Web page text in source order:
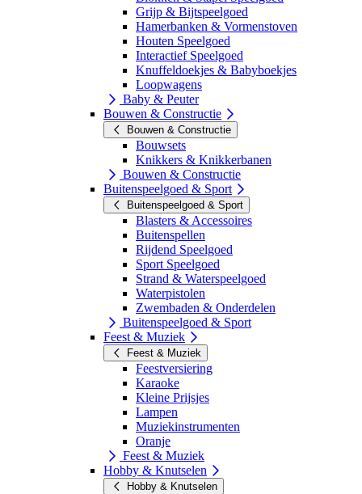
Grijp & Bijtspeelgoed
Hamerbanken & Vormenstoven
Houten Speelgoed
Interactief Speelgoed
Knuffeldoekjes & Babyboekjes
Loopwagens
Baby & Peuter
Bouwen & Constructie
Bouwen & Constructie
Bouwsets
Knikkers & Knikkerbanen
Bouwen & Constructie
Buitenspeelgoed & Sport
Buitenspeelgoed & Sport
Blasters & Accessoires
Buitenspellen
Rijdend Speelgoed
Sport Speelgoed
Strand & Waterspeelgoed
Waterpistolen
Zwembaden & Onderdelen
Buitenspeelgoed & Sport
Feest & Muziek
Feest & Muziek
Feestversiering
Karaoke
Kleine Prijsjes
Lampen
Muziekinstrumenten
Oranje
Feest & Muziek
Hobby & Knutselen
Hobby & Knutselen